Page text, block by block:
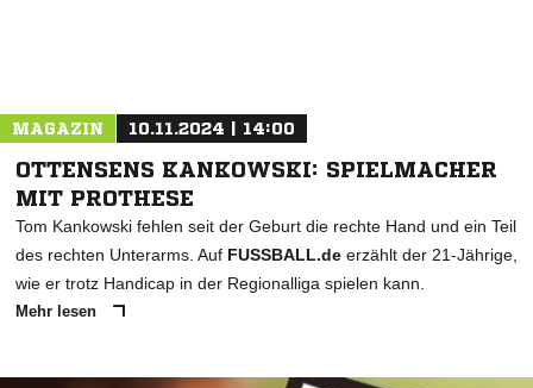
MAGAZIN 10.11.2024 | 14:00
OTTENSENS KANKOWSKI: SPIELMACHER
MIT PROTHESE
Tom Kankowski fehlen seit der Geburt die rechte Hand und ein Teil
des rechten Unterarms. Auf FUSSBALL.de erzählt der 21-Jährige,
wie er trotz Handicap in der Regionalliga spielen kann.
Mehr lesen